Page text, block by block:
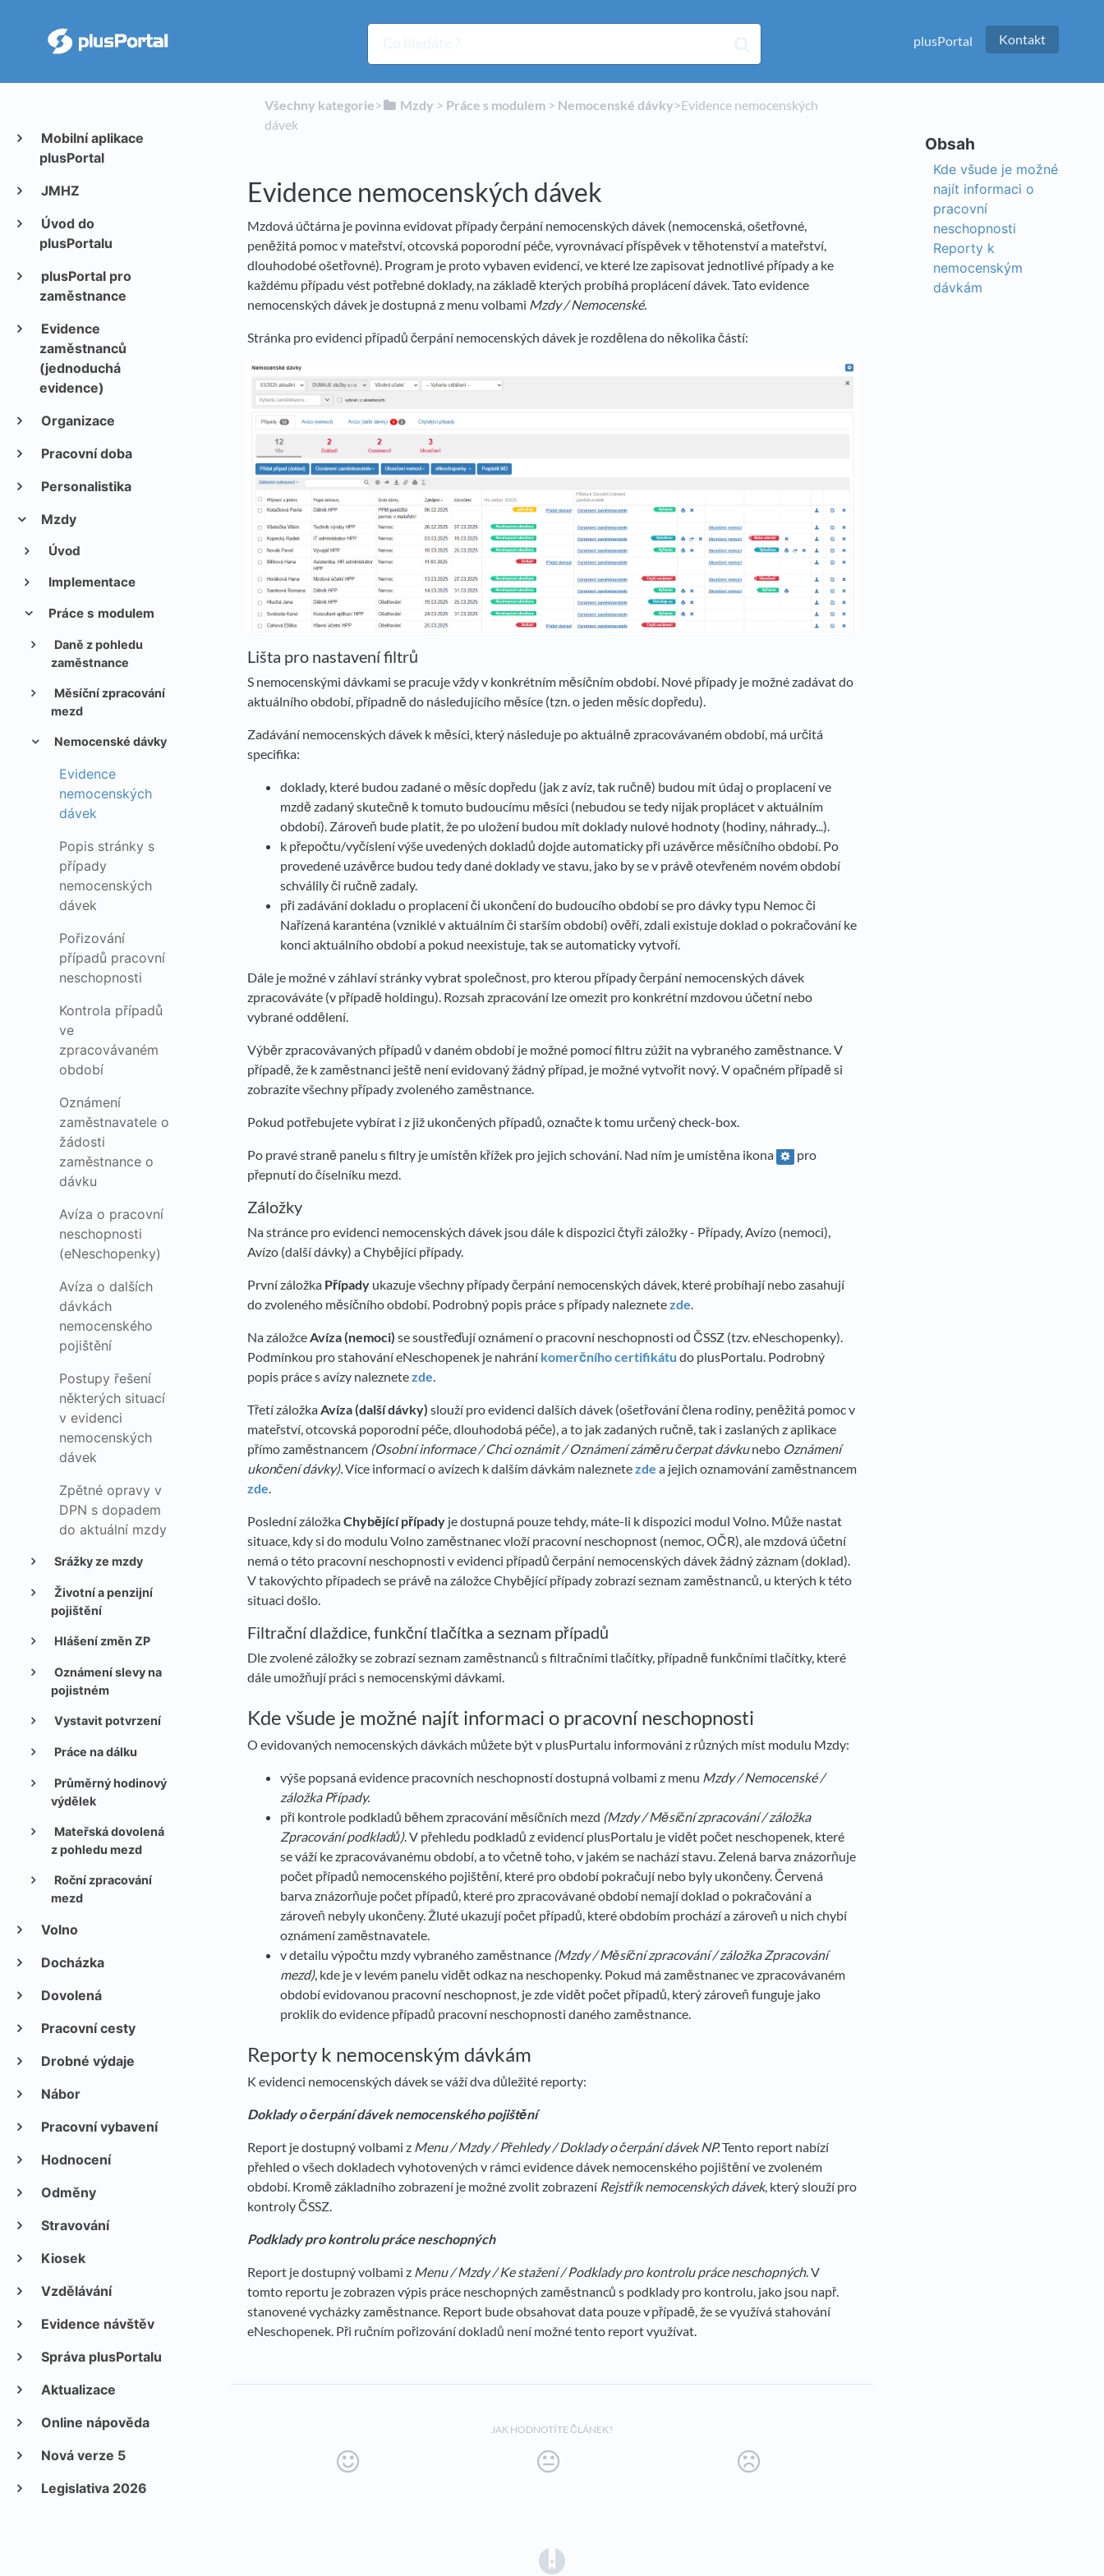
plusPortal Kontakt
Mobilní aplikace
plusPortal
JMHZ
Úvod do
plusPortalu
plusPortal pro
zaměstnance
Evidence
zaměstnanců
(jednoduchá
evidence)
Organizace
Pracovní doba
Personalistika
Mzdy
Úvod
Implementace
Práce s modulem
Daně z pohledu
zaměstnance
Měsíční zpracování
mezd
Nemocenské dávky
Evidence
nemocenských
dávek
Popis stránky s
případy
nemocenských
dávek
Pořizování
případů pracovní
neschopnosti
Kontrola případů
ve
zpracovávaném
období
Oznámení
zaměstnavatele o
žádosti
zaměstnance o
dávku
Avíza o pracovní
neschopnosti
(eNeschopenky)
Avíza o dalších
dávkách
nemocenského
pojištění
Postupy řešení
některých situací
v evidenci
nemocenských
dávek
Zpětné opravy v
DPN s dopadem
do aktuální mzdy
Srážky ze mzdy
Životní a penzijní
pojištění
Hlášení změn ZP
Oznámení slevy na
pojistném
Vystavit potvrzení
Práce na dálku
Průměrný hodinový
výdělek
Mateřská dovolená
z pohledu mezd
Roční zpracování
mezd
Volno
Docházka
Dovolená
Pracovní cesty
Drobné výdaje
Nábor
Pracovní vybavení
Hodnocení
Odměny
Stravování
Kiosek
Vzdělávání
Evidence návštěv
Správa plusPortalu
Aktualizace
Online nápověda
Nová verze 5
Legislativa 2026
Všechny kategorie​>​ ​Mzdy ​ > ​ ​Práce s modulem ​ > ​ ​Nemocenské dávky​>​ Evidence nemocenských
dávek
Evidence nemocenských dávek
Mzdová účtárna je povinna evidovat případy čerpání nemocenských dávek (nemocenská, ošetřovné,
peněžitá pomoc v mateřství, otcovská poporodní péče, vyrovnávací příspěvek v těhotenství a mateřství,
dlouhodobé ošetřovné). Program je proto vybaven evidencí, ve které lze zapisovat jednotlivé případy a ke
každému případu vést potřebné doklady, na základě kterých probíhá proplácení dávek. Tato evidence
nemocenských dávek je dostupná z menu volbami Mzdy / Nemocenské.
Stránka pro evidenci případů čerpání nemocenských dávek je rozdělena do několika částí:
Lišta pro nastavení filtrů
S nemocenskými dávkami se pracuje vždy v konkrétním měsíčním období. Nové případy je možné zadávat do
aktuálního období, případně do následujícího měsíce (tzn. o jeden měsíc dopředu).
Zadávání nemocenských dávek k měsíci, který následuje po aktuálně zpracovávaném období, má určitá
specifika:
doklady, které budou zadané o měsíc dopředu (jak z avíz, tak ručně) budou mít údaj o proplacení ve
mzdě zadaný skutečně k tomuto budoucímu měsíci (nebudou se tedy nijak proplácet v aktuálním
období). Zároveň bude platit, že po uložení budou mít doklady nulové hodnoty (hodiny, náhrady...).
k přepočtu/vyčíslení výše uvedených dokladů dojde automaticky při uzávěrce měsíčního období. Po
provedené uzávěrce budou tedy dané doklady ve stavu, jako by se v právě otevřeném novém období
schválily či ručně zadaly.
při zadávání dokladu o proplacení či ukončení do budoucího období se pro dávky typu Nemoc či
Nařízená karanténa (vzniklé v aktuálním či starším období) ověří, zdali existuje doklad o pokračování ke
konci aktuálního období a pokud neexistuje, tak se automaticky vytvoří.
Dále je možné v záhlaví stránky vybrat společnost, pro kterou případy čerpání nemocenských dávek
zpracováváte (v případě holdingu). Rozsah zpracování lze omezit pro konkrétní mzdovou účetní nebo
vybrané oddělení.
Výběr zpracovávaných případů v daném období je možné pomocí filtru zúžit na vybraného zaměstnance. V
případě, že k zaměstnanci ještě není evidovaný žádný případ, je možné vytvořit nový. V opačném případě si
zobrazíte všechny případy zvoleného zaměstnance.
Pokud potřebujete vybírat i z již ukončených případů, označte k tomu určený check-box.
Po pravé straně panelu s filtry je umístěn křížek pro jejich schování. Nad ním je umístěna ikona
pro
přepnutí do číselníku mezd.
Záložky
Na stránce pro evidenci nemocenských dávek jsou dále k dispozici čtyři záložky - Případy, Avízo (nemoci),
Avízo (další dávky) a Chybějící případy.
První záložka Případy ukazuje všechny případy čerpání nemocenských dávek, které probíhají nebo zasahují
do zvoleného měsíčního období. Podrobný popis práce s případy naleznetezde.
Na záložceAvíza (nemoci) se soustřeďují oznámení o pracovní neschopnosti od ČSSZ (tzv. eNeschopenky).
Podmínkou pro stahování eNeschopenek je nahrání komerčního certifikátu do plusPortalu. Podrobný
popis práce s avízy naleznetezde.
Třetí záložkaAvíza (další dávky) slouží pro evidenci dalších dávek (ošetřování člena rodiny, peněžitá pomoc v
mateřství, otcovská poporodní péče, dlouhodobá péče), a to jak zadaných ručně, tak i zaslaných z aplikace
přímo zaměstnancem (Osobní informace / Chci oznámit / Oznámení záměru čerpat dávkunebo Oznámení
ukončení dávky).Více informací o avízech k dalším dávkám naleznetezde a jejich oznamování zaměstnancem
zde.
Poslední záložkaChybějící případy je dostupná pouze tehdy, máte-li k dispozici modul Volno. Může nastat
situace, kdy si do modulu Volno zaměstnanec vloží pracovní neschopnost (nemoc, OČR), ale mzdová účetní
nemá o této pracovní neschopnosti v evidenci případů čerpání nemocenských dávek žádný záznam (doklad).
V takovýchto případech se právě na záložce Chybějící případy zobrazí seznam zaměstnanců, u kterých k této
situaci došlo.
Filtrační dlaždice, funkční tlačítka a seznam případů
Dle zvolené záložky se zobrazí seznam zaměstnanců s filtračními tlačítky, případně funkčními tlačítky, které
dále umožňují práci s nemocenskými dávkami.
Kde všude je možné najít informaci o pracovní neschopnosti
O evidovaných nemocenských dávkách můžete být v plusPurtalu informováni z různých míst modulu Mzdy:
výše popsaná evidence pracovních neschopností dostupná volbami z menu Mzdy / Nemocenské /
záložka Případy.
při kontrole podkladů během zpracování měsíčních mezd (Mzdy / Měsíční zpracování / záložka
Zpracování podkladů). V přehledu podkladů z evidencí plusPortalu je vidět počet neschopenek, které
se váží ke zpracovávanému období, a to včetně toho, v jakém se nachází stavu. Zelená barva znázorňuje
počet případů nemocenského pojištění, které pro období pokračují nebo byly ukončeny. Červená
barva znázorňuje počet případů, které pro zpracovávané období nemají doklad o pokračování a
zároveň nebyly ukončeny. Žluté ukazují počet případů, které obdobím prochází a zároveň u nich chybí
oznámení zaměstnavatele.
v detailu výpočtu mzdy vybraného zaměstnance (Mzdy / Měsíční zpracování / záložka Zpracování
mezd), kde je v levém panelu vidět odkaz na neschopenky. Pokud má zaměstnanec ve zpracovávaném
období evidovanou pracovní neschopnost, je zde vidět počet případů, který zároveň funguje jako
proklik do evidence případů pracovní neschopnosti daného zaměstnance.
Reporty k nemocenským dávkám
K evidenci nemocenských dávek se váží dva důležité reporty:
Doklady o čerpání dávek nemocenského pojištění
Report je dostupný volbami z Menu / Mzdy / Přehledy / Doklady o čerpání dávek NP.Tento report nabízí
přehled o všech dokladech vyhotovených v rámci evidence dávek nemocenského pojištění ve zvoleném
období. Kromě základního zobrazení je možné zvolit zobrazení Rejstřík nemocenských dávek, který slouží pro
kontroly ČSSZ.
Podklady pro kontrolu práce neschopných
Report je dostupný volbami z Menu / Mzdy / Ke stažení / Podklady pro kontrolu práce neschopných. V
tomto reportu je zobrazen výpis práce neschopných zaměstnanců s podklady pro kontrolu, jako jsou např.
stanovené vycházky zaměstnance. Report bude obsahovat data pouze v případě, že se využívá stahování
eNeschopenek. Při ručním pořizování dokladů není možné tento report využívat.
JAK HODNOTÍTE ČLÁNEK?
Kde všude je možné
najít informaci o
pracovní
neschopnosti
Reporty k
nemocenským
dávkám